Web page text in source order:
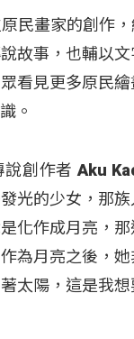
民畫家的創作
故事，也輔以
看見更多原民
。​
創作者 Aku
光的少女，那
化作成月亮，
為月亮之後，
太陽，這是我